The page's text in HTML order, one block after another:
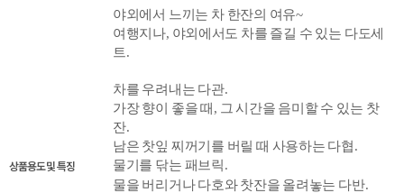
상품용도 및 특징
야외에서 느끼는 차 한잔의 여유~
여행지나, 야외에서도 차를 즐길 수 있는 다도세
트.
차를 우려내는 다관.
가장 향이 좋을 때, 그 시간을 음미할 수 있는 찻
잔.
남은 찻잎 찌꺼기를 버릴 때 사용하는 다협.
물기를 닦는 패브릭.
물을 버리거나 다호와 찻잔을 올려놓는 다반.